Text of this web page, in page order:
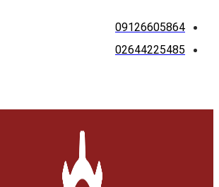
09126605864
02644225485